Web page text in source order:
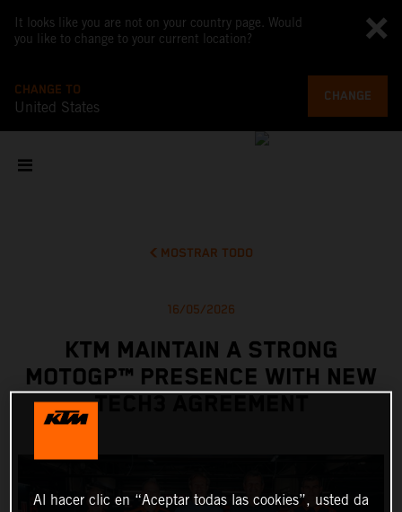
It looks like you are not on your country page. Would
you like to change to your current location?
CHANGE TO
United States
CHANGE
MOSTRAR TODO
16/05/2026
KTM MAINTAIN A STRONG
MOTOGP™ PRESENCE WITH NEW
TECH3 AGREEMENT
Al hacer clic en “Aceptar todas las cookies”, usted da